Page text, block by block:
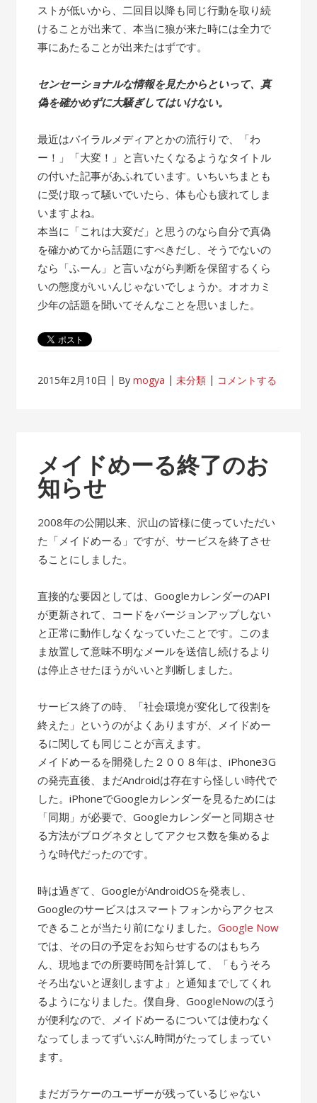
ストが低いから、二回目以降も同じ行動を取り続
けることが出来て、本当に狼が来た時には全力で
事にあたることが出来たはずです。
センセーショナルな情報を見たからといって、真
偽を確かめずに大騒ぎしてはいけない。
最近はバイラルメディアとかの流行りで、「わ
ー！」「大変！」と言いたくなるようなタイトル
の付いた記事があふれています。いちいちまとも
に受け取って騒いでいたら、体も心も疲れてしま
いますよね。
本当に「これは大変だ」と思うのなら自分で真偽
を確かめてから話題にすべきだし、そうでないの
なら「ふーん」と言いながら判断を保留するくら
いの態度がいいんじゃないでしょうか。オオカミ
少年の話題を聞いてそんなことを思いました。
2015年2月10日 Bymogya 未分類 コメントする
メイドめーる終了のお
知らせ
2008年の公開以来、沢山の皆様に使っていただい
た「メイドめーる」ですが、サービスを終了させ
ることにしました。
直接的な要因としては、GoogleカレンダーのAPI
が更新されて、コードをバージョンアップしない
と正常に動作しなくなっていたことです。このま
ま放置して意味不明なメールを送信し続けるより
は停止させたほうがいいと判断しました。
サービス終了の時、「社会環境が変化して役割を
終えた」というのがよくありますが、メイドめー
るに関しても同じことが言えます。
メイドめーるを開発した２００８年は、iPhone3G
の発売直後、まだAndroidは存在すら怪しい時代で
した。iPhoneでGoogleカレンダーを見るためには
「同期」が必要で、Googleカレンダーと同期させ
る方法がブログネタとしてアクセス数を集めるよ
うな時代だったのです。
時は過ぎて、GoogleがAndroidOSを発表し、
Googleのサービスはスマートフォンからアクセス
できることが当たり前になりました。Google Now
では、その日の予定をお知らせするのはもちろ
ん、現地までの所要時間を計算して、「もうそろ
そろ出ないと遅刻しますよ」と通知までしてくれ
るようになりました。僕自身、GoogleNowのほう
が便利なので、メイドめーるについては使わなく
なってしまってずいぶん時間がたってしまってい
ます。
まだガラケーのユーザーが残っているじゃない